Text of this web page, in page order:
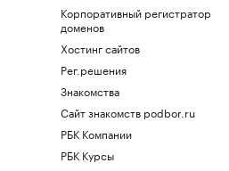
Корпоративный регистратор
доменов
Хостинг сайтов
Рег.решения
Знакомства
Сайт знакомств podbor.ru
РБК Компании
РБК Курсы